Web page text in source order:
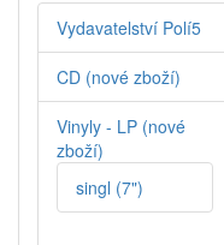
Vydavatelství Polí5
CD (nové zboží)
Vinyly - LP (nové
zboží)
singl (7")